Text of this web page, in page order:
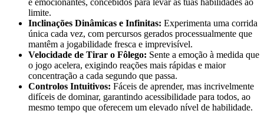
e emocionantes, concebidos para levar as tuas habilidades ao
limite.
Inclinações Dinâmicas e Infinitas: Experimenta uma corrida
única cada vez, com percursos gerados processualmente que
mantêm a jogabilidade fresca e imprevisível.
Velocidade de Tirar o Fôlego: Sente a emoção à medida que
o jogo acelera, exigindo reações mais rápidas e maior
concentração a cada segundo que passa.
Controlos Intuitivos: Fáceis de aprender, mas incrivelmente
difíceis de dominar, garantindo acessibilidade para todos, ao
mesmo tempo que oferecem um elevado nível de habilidade.